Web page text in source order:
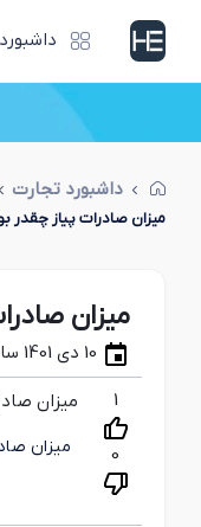
داشبورد تجارت
میزان صادرات پیاز چقدر
میزان
10 دی 1401 ساعت 23:10
1
0
میزان
میزان